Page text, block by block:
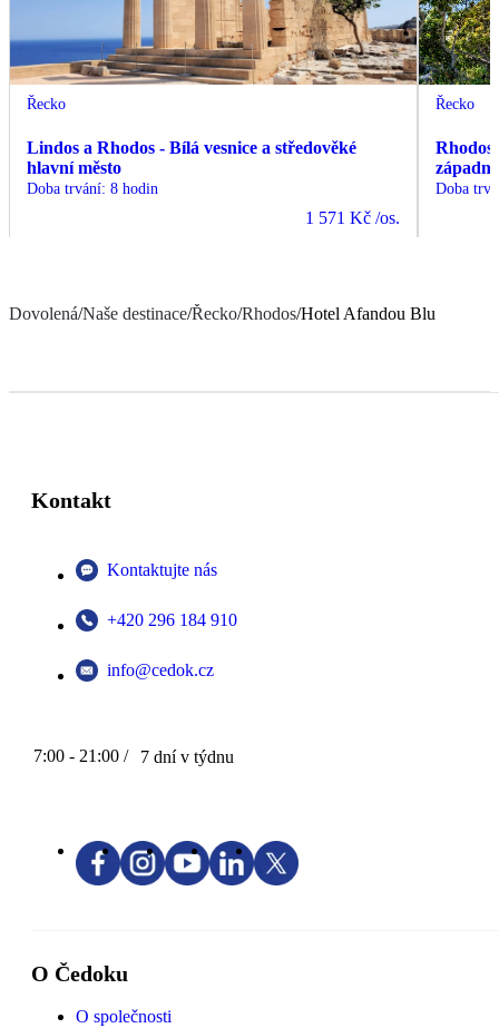
Řecko
Lindos a Rhodos - Bílá vesnice a středověké
hlavní město
Doba trvání: 8 hodin
1 571 Kč /os.
Řecko
Rhodos
Doba
Dovolená/Naše destinace/Řecko/Rhodos/Hotel Afandou Blu
Kontakt
Kontaktujte nás
+420 296 184 910
info@cedok.cz
7:00 - 21:00 / 7 dní v týdnu
O Čedoku
O společnosti